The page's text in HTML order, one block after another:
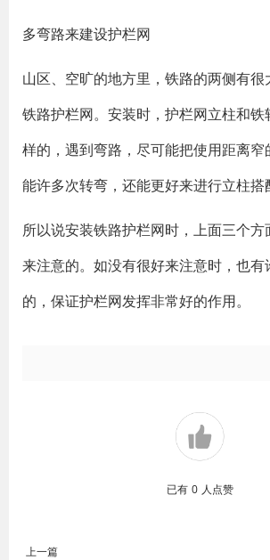
多弯路来建设护栏网
山区、空旷的地方里，铁路的两侧有
铁路护栏网。安装时，护栏网立柱和铁
样的，遇到弯路，尽可能把使用距离窄
能许多次转弯，还能更好来进行立柱搭
所以说安装铁路护栏网时，上面三个
来注意的。如没有很好来注意时，也
的，保证护栏网发挥非常好的作用。
已有 0 人点赞
上一篇